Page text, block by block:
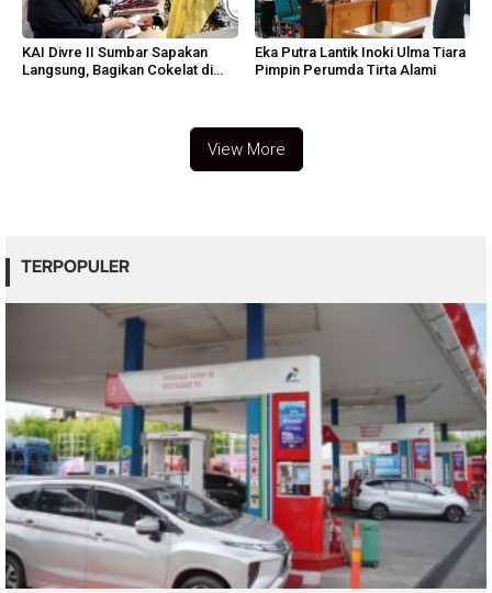
KAI Divre II Sumbar Sapakan
Langsung, Bagikan Cokelat di
Eka Putra Lantik Inoki Ulma Tiara
Pimpin Perumda Tirta Alami
View More
TERPOPULER